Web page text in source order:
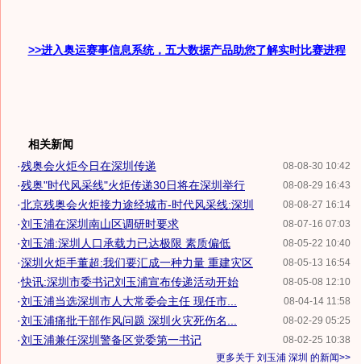
>>进入奥运赛事信息系统，五大数据产品助您了解实时比赛进程
相关新闻
08-08-30 10:42
·残奥会火炬今日在深圳传递
08-08-29 16:43
·残奥"时代风采线"火炬传递30日将在深圳举行
08-08-27 16:14
·北京残奥会火炬接力途经城市-时代风采线:深圳
08-07-16 07:03
·刘玉浦在深圳南山区调研时要求
08-05-22 10:40
·刘玉浦:深圳人口承载力已达极限 素质偏低
08-05-13 16:54
·深圳火炬手董超:我们要汇成一种力量 重建灾区
08-05-08 12:10
·快讯:深圳市委书记刘玉浦宣布传递活动开始
08-04-14 11:58
·刘玉浦当选深圳市人大常委会主任 现任市...
08-02-29 05:25
·刘玉浦痛批干部作风问题 深圳火灾死伤名...
08-02-25 10:38
·刘玉浦兼任深圳警备区党委第一书记
更多关于 刘玉浦 深圳 的新闻>>